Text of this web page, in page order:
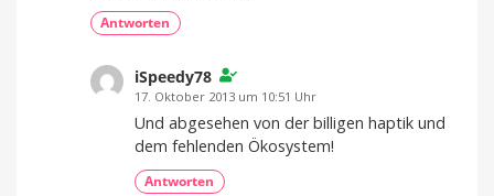
Antworten
iSpeedy78
17. Oktober 2013 um 10:51 Uhr
Und abgesehen von der billigen haptik und
dem fehlenden Ökosystem!
Antworten